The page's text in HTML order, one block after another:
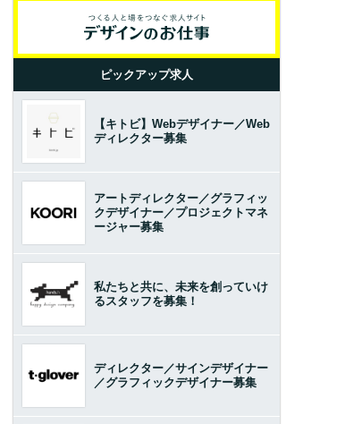
ピックアップ求人
【キトビ】Webデザイナー／Web
ディレクター募集
アートディレクター／グラフィッ
クデザイナー／プロジェクトマネ
ージャー募集
私たちと共に、未来を創っていけ
るスタッフを募集！
ディレクター／サインデザイナー
／グラフィックデザイナー募集